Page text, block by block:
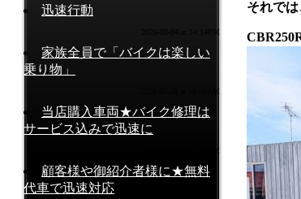
迅速行動
2026-08-04 at 14:14PM
家族全員で「バイクは楽しい
乗り物」
2026-07-28 at 10:00AM
当店購入車両★バイク修理は
サービス込みで迅速に
2026-07-26 at 21:21PM
顧客様や御紹介者様に★無料
代車で迅速対応
それでは